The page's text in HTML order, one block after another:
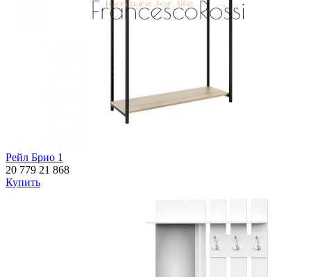
Рейл Брио 1
20 779 21 868
Купить